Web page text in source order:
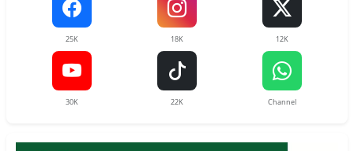
25K 18K 12K
30K 22K Channel